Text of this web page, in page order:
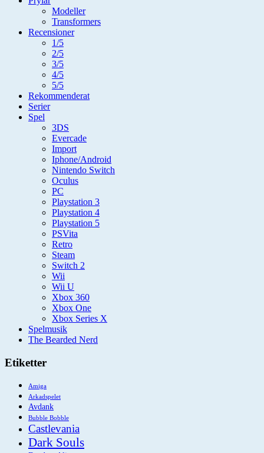
Modeller
Transformers
Recensioner
1/5
2/5
3/5
4/5
5/5
Rekommenderat
Serier
Spel
3DS
Evercade
Import
Iphone/Android
Nintendo Switch
Oculus
PC
Playstation 3
Playstation 4
Playstation 5
PSVita
Retro
Steam
Switch 2
Wii
Wii U
Xbox 360
Xbox One
Xbox Series X
Spelmusik
The Bearded Nerd
Etiketter
Amiga
Arkadspelet
Avdank
Bubble Bobble
Castlevania
Dark Souls